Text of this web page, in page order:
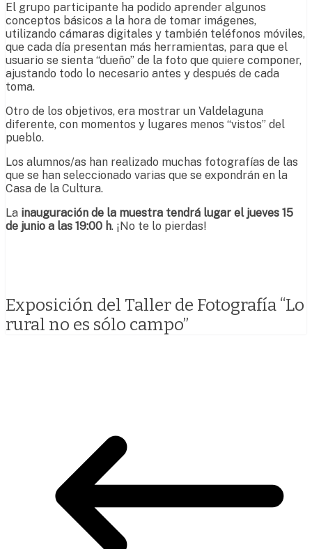
El grupo participante ha podido aprender algunos
conceptos básicos a la hora de tomar imágenes,
utilizando cámaras digitales y también teléfonos móviles,
que cada día presentan más herramientas, para que el
usuario se sienta “dueño” de la foto que quiere componer,
ajustando todo lo necesario antes y después de cada
toma.
Otro de los objetivos, era mostrar un Valdelaguna
diferente, con momentos y lugares menos “vistos” del
pueblo.
Los alumnos/as han realizado muchas fotografías de las
que se han seleccionado varias que se expondrán en la
Casa de la Cultura.
La inauguración de la muestra tendrá lugar el jueves 15
de junio a las 19:00 h. ¡No te lo pierdas!
Exposición del Taller de Fotografía “Lo
rural no es sólo campo”